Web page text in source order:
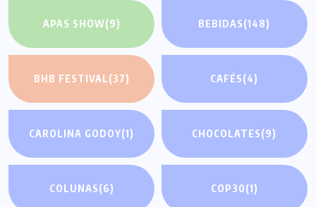
APAS SHOW(9) BEBIDAS(148)
BHB FESTIVAL(37) CAFÉS(4)
CAROLINA GODOY(1) CHOCOLATES(9)
COLUNAS(6) COP30(1)